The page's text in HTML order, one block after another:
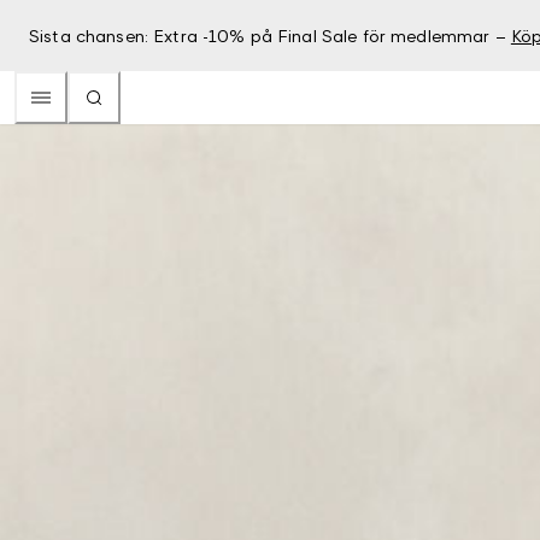
Sista chansen: Extra -10% på Final Sale för medlemmar –